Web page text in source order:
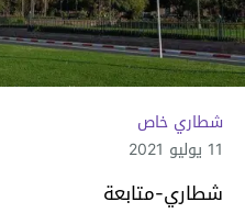
شطاري خاص
11 يوليو 2021
شطاري-متابعة